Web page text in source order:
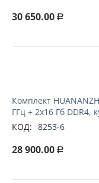
30 650.00 Р
Комплект
ГГц + 2x16 Гб DDR4,
КОД: 8253-6
28 900.00 Р